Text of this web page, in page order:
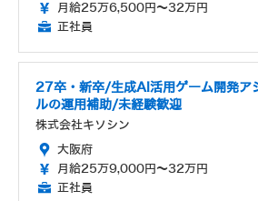
月給25万6,500円～32万円
正社員
27卒・新卒/生成AI活用ゲーム開発ア
ルの運用補助/未経験歓迎
株式会社キソシン
大阪府
月給25万9,000円～32万円
正社員